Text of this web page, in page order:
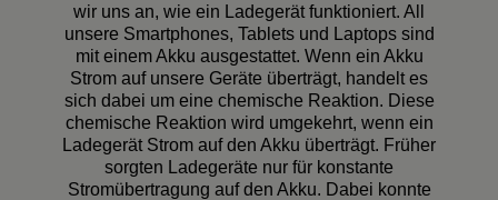
wir uns an, wie ein Ladegerät funktioniert. All
unsere Smartphones, Tablets und Laptops sind
mit einem Akku ausgestattet. Wenn ein Akku
Strom auf unsere Geräte überträgt, handelt es
sich dabei um eine chemische Reaktion. Diese
chemische Reaktion wird umgekehrt, wenn ein
Ladegerät Strom auf den Akku überträgt. Früher
sorgten Ladegeräte nur für konstante
Stromübertragung auf den Akku. Dabei konnte